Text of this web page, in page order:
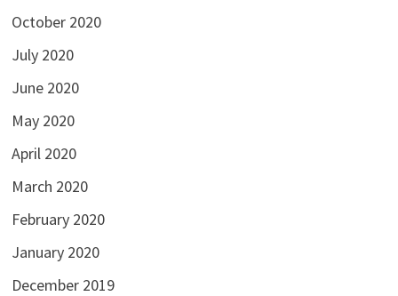
October 2020
July 2020
June 2020
May 2020
April 2020
March 2020
February 2020
January 2020
December 2019